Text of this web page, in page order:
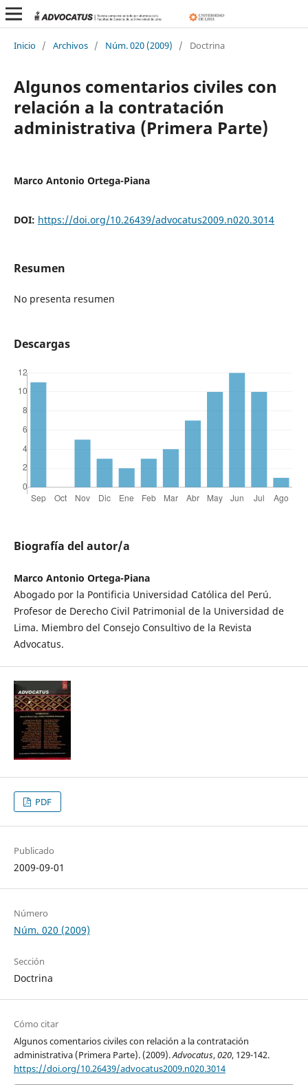
Inicio / Archivos / Núm. 020 (2009) / Doctrina
Algunos comentarios civiles con
relación a la contratación
administrativa (Primera Parte)
Marco Antonio Ortega-Piana
DOI: https://doi.org/10.26439/advocatus2009.n020.3014
Resumen
No presenta resumen
Descargas
Biografía del autor/a
Marco Antonio Ortega-Piana
Abogado por la Pontificia Universidad Católica del Perú.
Profesor de Derecho Civil Patrimonial de la Universidad de
Lima. Miembro del Consejo Consultivo de la Revista
Advocatus.
PDF
Publicado
2009-09-01
Número
Núm. 020 (2009)
Sección
Doctrina
Cómo citar
Algunos comentarios civiles con relación a la contratación
administrativa (Primera Parte). (2009).Advocatus,020, 129-142.
https://doi.org/10.26439/advocatus2009.n020.3014